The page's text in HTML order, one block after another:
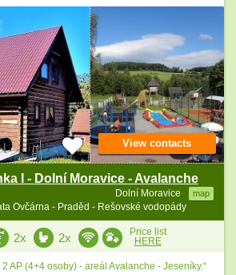
I - Dolní Moravice - Avalanche
Dolní Moravice map
Ovčárna - Praděd - Rešovské vodopády
View contacts
2x 2x
Price list
HERE
AP (4+4 osoby) - areál Avalanche - Jeseníky.“